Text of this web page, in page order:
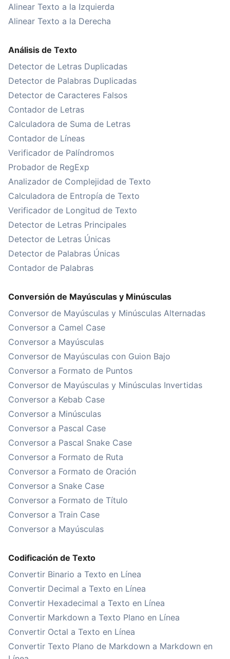
Alinear Texto a la Izquierda
Alinear Texto a la Derecha
Análisis de Texto
Detector de Letras Duplicadas
Detector de Palabras Duplicadas
Detector de Caracteres Falsos
Contador de Letras
Calculadora de Suma de Letras
Contador de Líneas
Verificador de Palíndromos
Probador de RegExp
Analizador de Complejidad de Texto
Calculadora de Entropía de Texto
Verificador de Longitud de Texto
Detector de Letras Principales
Detector de Letras Únicas
Detector de Palabras Únicas
Contador de Palabras
Conversión de Mayúsculas y Minúsculas
Conversor de Mayúsculas y Minúsculas Alternadas
Conversor a Camel Case
Conversor a Mayúsculas
Conversor de Mayúsculas con Guion Bajo
Conversor a Formato de Puntos
Conversor de Mayúsculas y Minúsculas Invertidas
Conversor a Kebab Case
Conversor a Minúsculas
Conversor a Pascal Case
Conversor a Pascal Snake Case
Conversor a Formato de Ruta
Conversor a Formato de Oración
Conversor a Snake Case
Conversor a Formato de Título
Conversor a Train Case
Conversor a Mayúsculas
Codificación de Texto
Convertir Binario a Texto en Línea
Convertir Decimal a Texto en Línea
Convertir Hexadecimal a Texto en Línea
Convertir Markdown a Texto Plano en Línea
Convertir Octal a Texto en Línea
Convertir Texto Plano de Markdown a Markdown en